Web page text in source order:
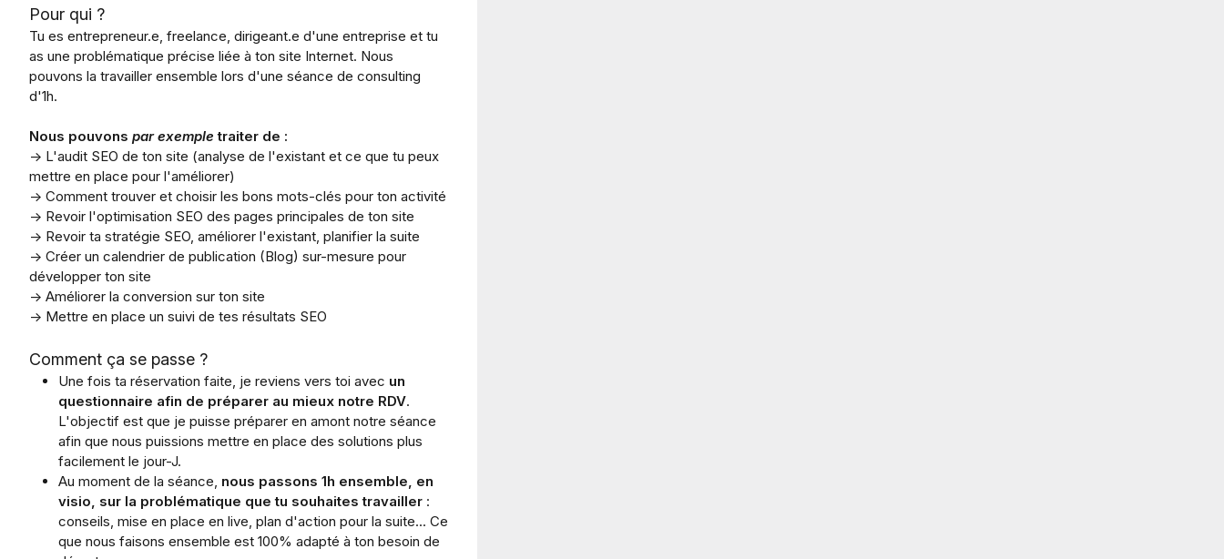
Pour qui ?
Tu es entrepreneur.e, freelance, dirigeant.e d'une entreprise et tu
as une problématique précise liée à ton site Internet. Nous
pouvons la travailler ensemble lors d'une séance de consulting
d'1h.
Nous pouvons par exemple traiter de :
→ L'audit SEO de ton site (analyse de l'existant et ce que tu peux
mettre en place pour l'améliorer)
→ Comment trouver et choisir les bons mots-clés pour ton activité
→ Revoir l'optimisation SEO des pages principales de ton site
→ Revoir ta stratégie SEO, améliorer l'existant, planifier la suite
→ Créer un calendrier de publication (Blog) sur-mesure pour
développer ton site
→ Améliorer la conversion sur ton site
→ Mettre en place un suivi de tes résultats SEO
Comment ça se passe ?
Une fois ta réservation faite, je reviens vers toi avec un
questionnaire afin de préparer au mieux notre RDV.
L'objectif est que je puisse préparer en amont notre séance
afin que nous puissions mettre en place des solutions plus
facilement le jour-J.
Au moment de la séance, nous passons 1h ensemble, en
visio, sur la problématique que tu souhaites travailler :
conseils, mise en place en live, plan d'action pour la suite... Ce
que nous faisons ensemble est 100% adapté à ton besoin de